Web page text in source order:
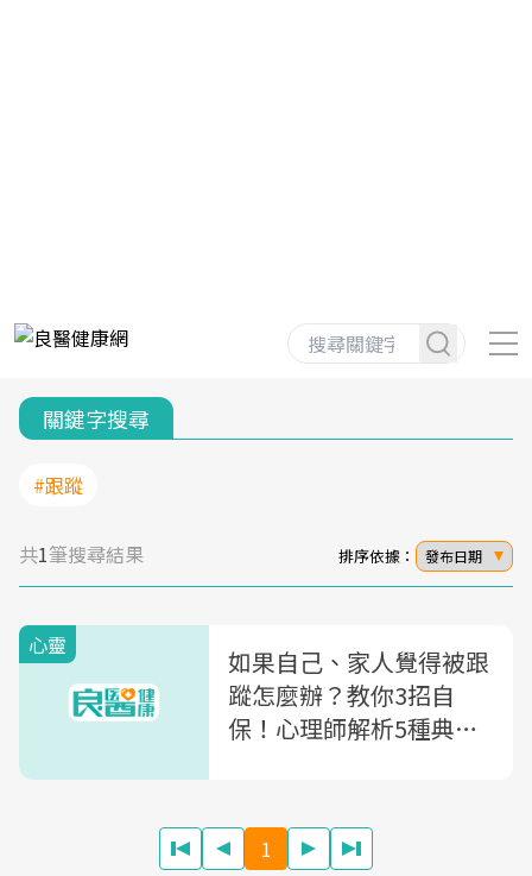
關鍵字搜尋
#跟蹤
共1筆搜尋結果 排序依據： 發布日期
心靈
如果自己、家人覺得被跟
蹤怎麼辦？教你3招自
保！心理師解析5種典型
1